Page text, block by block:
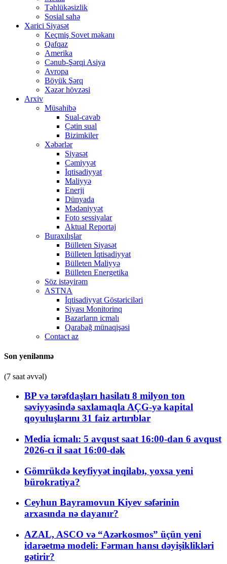
Təhlükəsizlik
Sosial sahə
Xarici Siyasət
Keçmiş Sovet məkanı
Qafqaz
Amerika
Cənub-Şərqi Asiya
Avropa
Böyük Şərq
Xəzər hövzəsi
Arxiv
Müsahibə
Sual-cavab
Çətin sual
Bizimkiler
Xəbərlər
Siyasət
Cəmiyyət
İqtisadiyyat
Maliyyə
Enerji
Dünyada
Mədəniyyət
Foto sessiyalar
Aktual Reportaj
Buraxılışlar
Bülleten Siyasət
Bülleten İqtisadiyyat
Bülleten Maliyyə
Bülleten Energetika
Söz istəyirəm
ASTNA
İqtisadiyyat Göstəriciləri
Siyası Monitorinq
Bazarların icmalı
Qarabağ münaqişəsi
Contact az
Son yenilənmə
(7 saat əvvəl)
BP və tərəfdaşları hasilatı 8 milyon ton
səviyyəsində saxlamaqla AÇG-yə kapital
qoyuluşlarını 31 faiz artırıblar
Media icmalı: 5 avqust saat 16:00-dan 6 avqust
2026-cı il saat 16:00-dək
Gömrükdə keyfiyyət inqilabı, yoxsa yeni
bürokratiya?
Ceyhun Bayramovun Kiyev səfərinin
arxasında nə dayanır?
AZAL, ASCO və “Azərkosmos” üçün yeni
idarəetmə modeli: Fərman hansı dəyişiklikləri
gətirir?